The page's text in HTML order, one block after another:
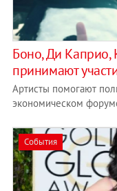
Боно, Ди Каприо,
принимают
Артисты помогают
экономическом
События